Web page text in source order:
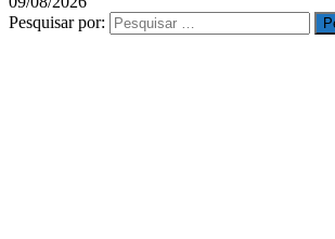
Pesquisar por: